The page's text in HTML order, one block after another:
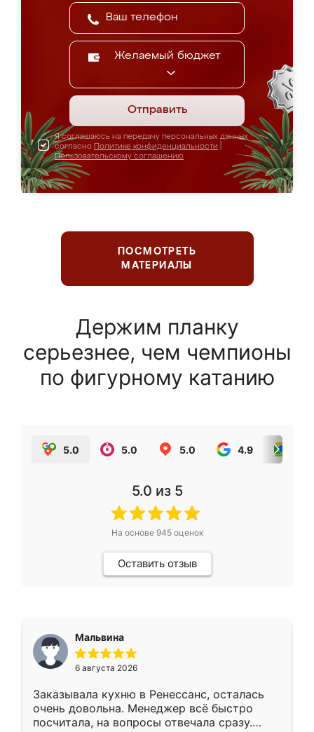
Желаемый бюджет
Отправить
Я соглашаюсь на передачу персональных данных
согласно Политике конфиденциальности
Пользовательскому соглашению
ПОСМОТРЕТЬ
МАТЕРИАЛЫ
Держим планку
серьезнее, чем чемпионы
по фигурному катанию
5.0 5.0 5.0 4.9
5.0 из 5
На основе 945оценок
Оставить отзыв
Мальвина
6 августа 2026
Заказывала кухню в Ренессанс, осталась
очень довольна. Менеджер всё быстро
посчитала, на вопросы отвечала сразу.